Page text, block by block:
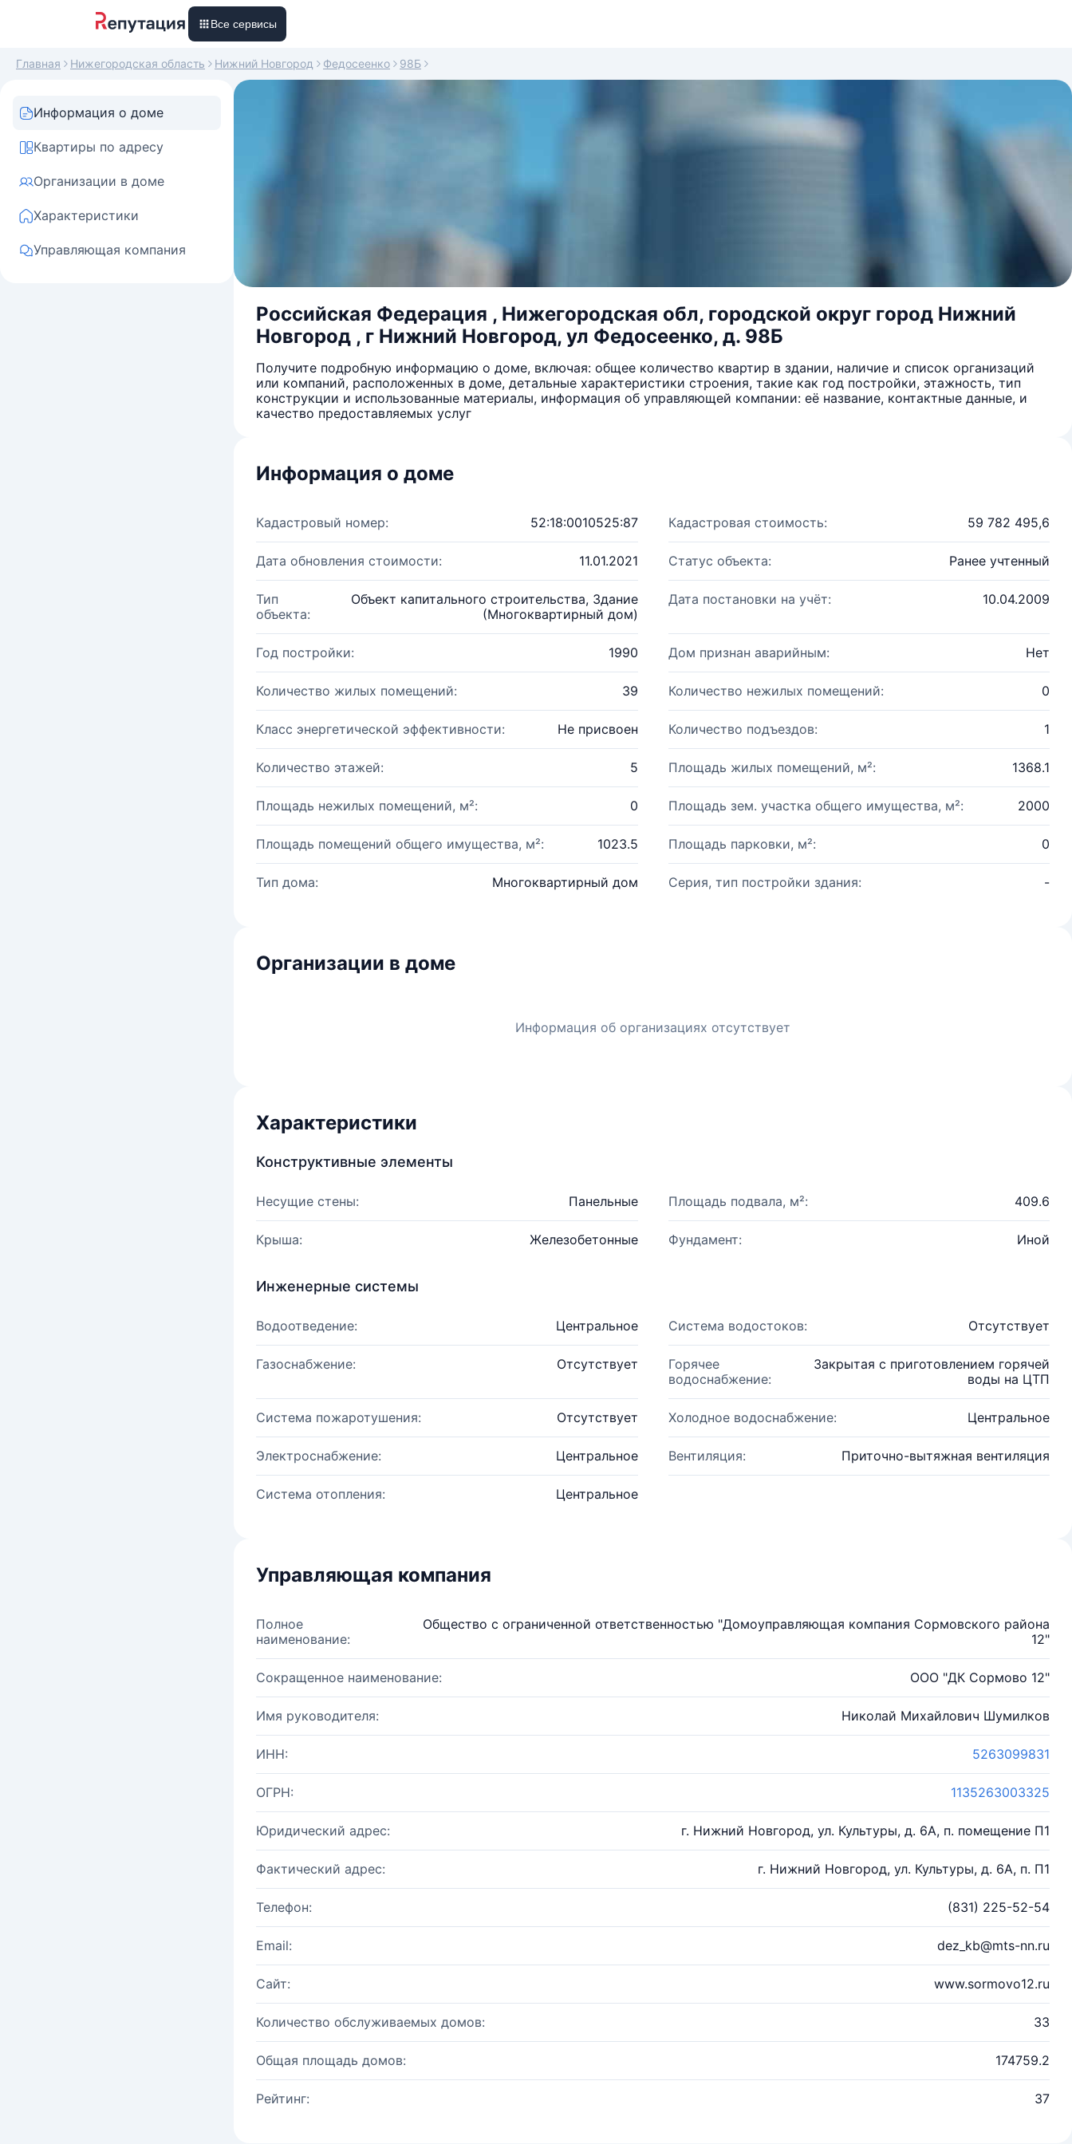
Все сервисы
Главная Нижегородская область Нижний Новгород Федосеенко 98Б
Информация о доме
Квартиры по адресу
Организации в доме
Характеристики
Управляющая компания
Российская Федерация , Нижегородская обл, городской округ город Нижний
Новгород , г Нижний Новгород, ул Федосеенко, д. 98Б
Получите подробную информацию о доме, включая: общее количество квартир в здании, наличие и список организаций
или компаний, расположенных в доме, детальные характеристики строения, такие как год постройки, этажность, тип
конструкции и использованные материалы, информация об управляющей компании: её название, контактные данные, и
качество предоставляемых услуг
Информация о доме
Кадастровый номер: 52:18:0010525:87 Кадастровая стоимость: 59 782 495,6
Дата обновления стоимости: 11.01.2021 Статус объекта: Ранее учтенный
Тип
объекта:
Объект капитального строительства, Здание
(Многоквартирный дом)
Дата постановки на учёт: 10.04.2009
Год постройки: 1990 Дом признан аварийным: Нет
Количество жилых помещений: 39 Количество нежилых помещений: 0
Класс энергетической эффективности: Не присвоен Количество подъездов: 1
Количество этажей: 5 Площадь жилых помещений, м²: 1368.1
Площадь нежилых помещений, м²: 0 Площадь зем. участка общего имущества, м²: 2000
Площадь помещений общего имущества, м²: 1023.5 Площадь парковки, м²: 0
Тип дома: Многоквартирный дом Серия, тип постройки здания: -
Организации в доме
Информация об организациях отсутствует
Характеристики
Конструктивные элементы
Несущие стены: Панельные Площадь подвала, м²: 409.6
Крыша: Железобетонные Фундамент: Иной
Инженерные системы
Водоотведение: Центральное Система водостоков: Отсутствует
Газоснабжение: Отсутствует
Горячее
водоснабжение:
Закрытая с приготовлением горячей
воды на ЦТП
Система пожаротушения: Отсутствует Холодное водоснабжение: Центральное
Электроснабжение: Центральное Вентиляция: Приточно-вытяжная вентиляция
Система отопления: Центральное
Управляющая компания
Полное
наименование:
Общество с ограниченной ответственностью "Домоуправляющая компания Сормовского района
12"
Сокращенное наименование: ООО "ДК Сормово 12"
Имя руководителя: Николай Михайлович Шумилков
ИНН: 5263099831
ОГРН: 1135263003325
Юридический адрес: г. Нижний Новгород, ул. Культуры, д. 6А, п. помещение П1
Фактический адрес: г. Нижний Новгород, ул. Культуры, д. 6А, п. П1
Телефон: (831) 225-52-54
Email: dez_kb@mts-nn.ru
Сайт: www.sormovo12.ru
Количество обслуживаемых домов: 33
Общая площадь домов: 174759.2
Рейтинг: 37